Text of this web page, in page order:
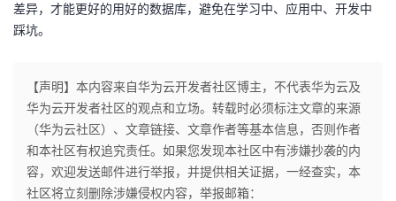
差异，才能更好的用好的数据库，避免在学习中、应用中、开发中
踩坑。
【声明】本内容来自华为云开发者社区博主，不代表华为云及
华为云开发者社区的观点和立场。转载时必须标注文章的来源
（华为云社区）、文章链接、文章作者等基本信息，否则作者
和本社区有权追究责任。如果您发现本社区中有涉嫌抄袭的内
容，欢迎发送邮件进行举报，并提供相关证据，一经查实，本
社区将立刻删除涉嫌侵权内容，举报邮箱：